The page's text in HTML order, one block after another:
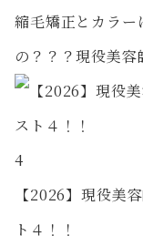
縮毛矯正とカラ
の？？？現役美容
4
【2026】現役美
ト４！！